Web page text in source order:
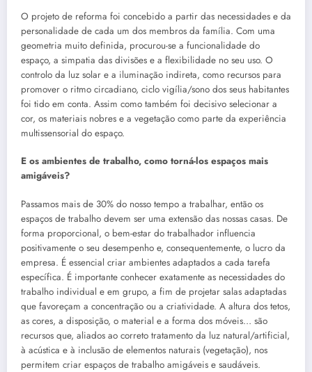
O projeto de reforma foi concebido a partir das necessidades e da
personalidade de cada um dos membros da família. Com uma
geometria muito definida, procurou-se a funcionalidade do
espaço, a simpatia das divisões e a flexibilidade no seu uso. O
controlo da luz solar e a iluminação indireta, como recursos para
promover o ritmo circadiano, ciclo vigília/sono dos seus habitantes
foi tido em conta. Assim como também foi decisivo selecionar a
cor, os materiais nobres e a vegetação como parte da experiência
multissensorial do espaço.
E os ambientes de trabalho, como torná-los espaços mais
amigáveis?
Passamos mais de 30% do nosso tempo a trabalhar, então os
espaços de trabalho devem ser uma extensão das nossas casas. De
forma proporcional, o bem-estar do trabalhador influencia
positivamente o seu desempenho e, consequentemente, o lucro da
empresa. É essencial criar ambientes adaptados a cada tarefa
específica. É importante conhecer exatamente as necessidades do
trabalho individual e em grupo, a fim de projetar salas adaptadas
que favoreçam a concentração ou a criatividade. A altura dos tetos,
as cores, a disposição, o material e a forma dos móveis… são
recursos que, aliados ao correto tratamento da luz natural/artificial,
à acústica e à inclusão de elementos naturais (vegetação), nos
permitem criar espaços de trabalho amigáveis e saudáveis.